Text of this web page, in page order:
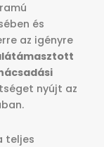
és
az igényre
nyújt az
teljes